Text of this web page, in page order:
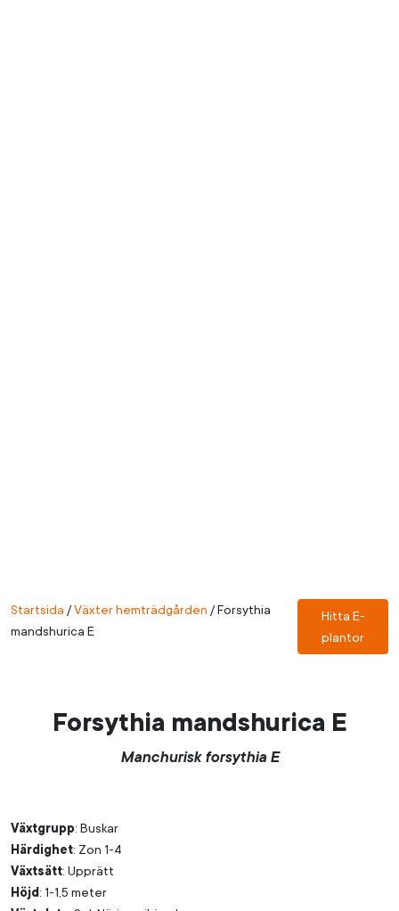
Startsida /Växter hemträdgården /Forsythia
mandshurica E
Hitta E-
plantor
Forsythia mandshurica E
Manchurisk forsythia E
Växtgrupp: Buskar
Härdighet: Zon 1-4
Växtsätt: Upprätt
Höjd : 1-1,5 meter